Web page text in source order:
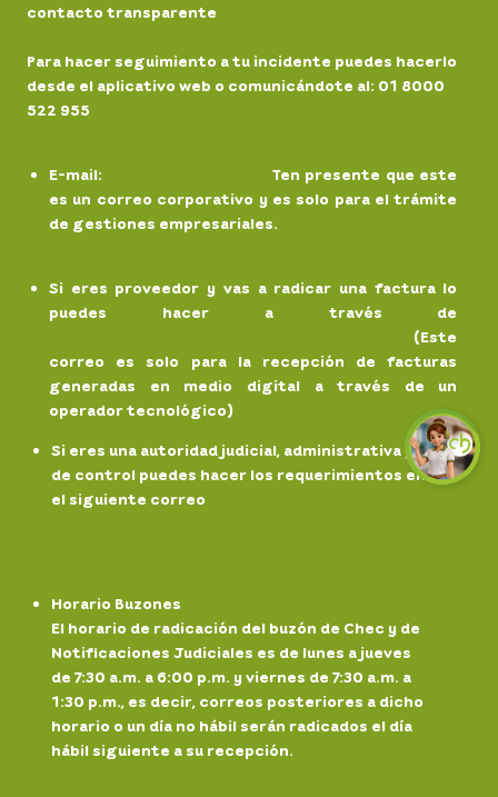
contacto transparente
Para hacer seguimiento a tu incidente puedes hacerlo
desde el aplicativo web o comunicándote al: 01 8000
522 955
E-mail:
Ten presente que este
es un correo corporativo y es solo para el trámite
de gestiones empresariales.
Si eres proveedor y vas a radicar una factura lo
puedes hacer a través de
(Este
correo es solo para la recepción de facturas
generadas en medio digital a través de un
operador tecnológico)
Si eres una autoridad judicial, administrativa y/o
de control puedes hacer los requerimientos en
el siguiente correo
Horario Buzones
El horario de radicación del buzón de Chec y de
Notificaciones Judiciales es de lunes a jueves
de 7:30 a.m. a 6:00 p.m. y viernes de 7:30 a.m. a
1:30 p.m., es decir, correos posteriores a dicho
horario o un día no hábil serán radicados el día
hábil siguiente a su recepción.